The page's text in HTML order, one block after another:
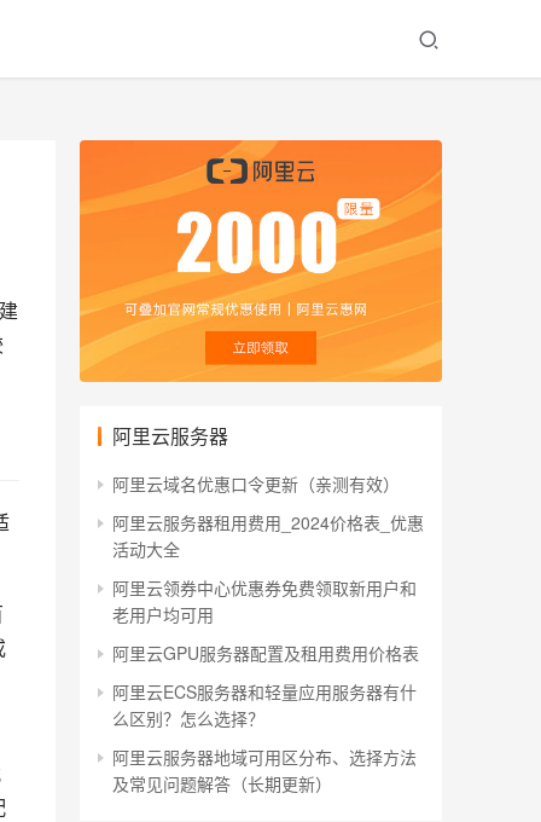
阿里云服务器
阿里云域名优惠口令更新（亲测有效）
阿里云服务器租用费用_2024价格表_优惠
活动大全
阿里云领券中心优惠券免费领取新用户和
老用户均可用
阿里云GPU服务器配置及租用费用价格表
阿里云ECS服务器和轻量应用服务器有什
么区别？怎么选择？
阿里云服务器地域可用区分布、选择方法
及常见问题解答（长期更新）